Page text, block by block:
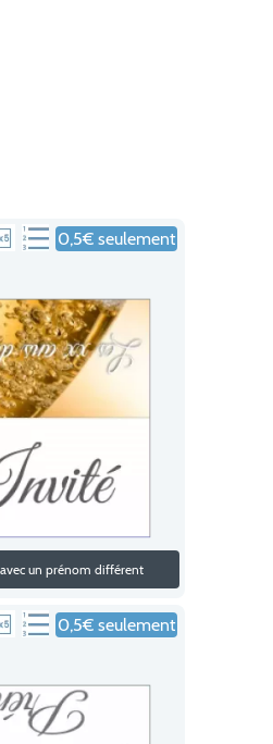
0,5€ seulement
un prénom différent
0,5€ seulement